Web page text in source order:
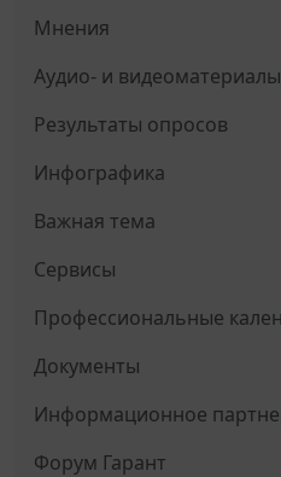
Мнения
Аудио- и видеоматериалы
Результаты опросов
Инфографика
Важная тема
Сервисы
Профессиональные
Документы
Информационное
Форум Гарант